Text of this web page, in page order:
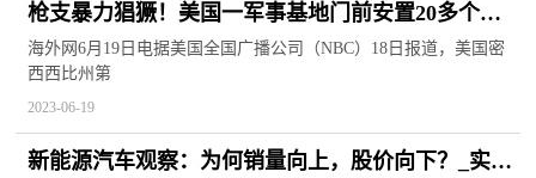
枪支暴力猖獗！美国一军事基地门前安置20多个集
装箱 防止流弹袭击
海外网6月19日电据美国全国广播公司（NBC）18日报道，美国密
西西比州第
2023-06-19
新能源汽车观察：为何销量向上，股价向下？_实时